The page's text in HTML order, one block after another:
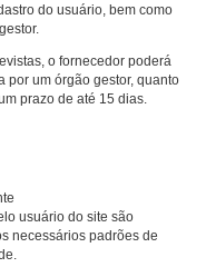
do usuário, bem como
o fornecedor poderá
por um órgão gestor, quanto
prazo de até 15 dias.
usuário do site são
necessários padrões de